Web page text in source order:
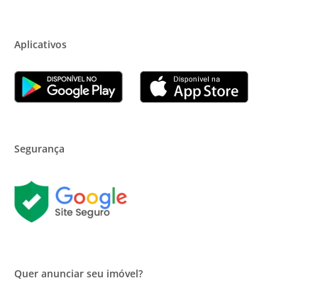
Aplicativos
Segurança
Quer anunciar seu imóvel?